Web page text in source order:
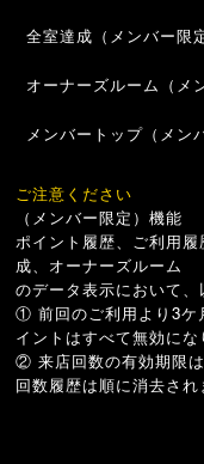
全室達成（メンバー限定
オーナーズルーム（メ
メンバートップ（メン
ご注意ください
（メンバー限定）機能
ポイント履歴、ご利用
成、オーナーズルーム
のデータ表示において、
① 前回のご利用より3ケ
イントはすべて無効にな
② 来店回数の有効期限
回数履歴は順に消去され